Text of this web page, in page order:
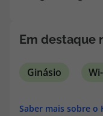
Em destaque
Ginásio
Saber mais sobre o